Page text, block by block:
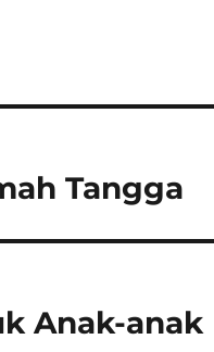
Tangga
Anak-anak